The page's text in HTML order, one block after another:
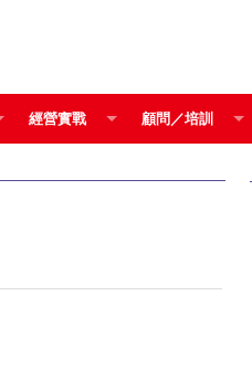
經營實戰 顧問／培訓